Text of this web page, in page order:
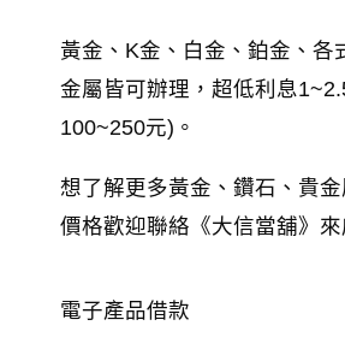
黃金、K金、白金、鉑金、各
金屬皆可辦理，超低利息
100~250元)。
想了解更多黃金、鑽石、貴
價格歡迎聯絡《大信當舖》來
電子產品借款